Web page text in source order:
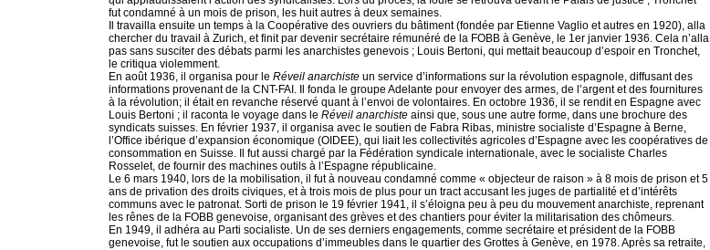
fut condamné à un mois de prison, les huit autres à deux semaines.
Il travailla ensuite un temps à la Coopérative des ouvriers du bâtiment (fondée par Etienne Vaglio et autres en 1920), alla
chercher du travail à Zurich, et finit par devenir secrétaire rémunéré de la FOBB à Genève, le 1er janvier 1936. Cela n’alla
pas sans susciter des débats parmi les anarchistes genevois ; Louis Bertoni, qui mettait beaucoup d’espoir en Tronchet,
le critiqua violemment.
En août 1936, il organisa pour le Réveil anarchiste un service d’informations sur la révolution espagnole, diffusant des
informations provenant de la CNT-FAI. Il fonda le groupe Adelante pour envoyer des armes, de l’argent et des fournitures
à la révolution; il était en revanche réservé quant à l’envoi de volontaires. En octobre 1936, il se rendit en Espagne avec
Louis Bertoni ; il raconta le voyage dans le Réveil anarchiste ainsi que, sous une autre forme, dans une brochure des
syndicats suisses. En février 1937, il organisa avec le soutien de Fabra Ribas, ministre socialiste d’Espagne à Berne,
l’Office ibérique d’expansion économique (OIDEE), qui liait les collectivités agricoles d’Espagne avec les coopératives de
consommation en Suisse. Il fut aussi chargé par la Fédération syndicale internationale, avec le socialiste Charles
Rosselet, de fournir des machines outils à l’Espagne républicaine.
Le 6 mars 1940, lors de la mobilisation, il fut à nouveau condamné comme « objecteur de raison » à 8 mois de prison et 5
ans de privation des droits civiques, et à trois mois de plus pour un tract accusant les juges de partialité et d’intérêts
communs avec le patronat. Sorti de prison le 19 février 1941, il s’éloigna peu à peu du mouvement anarchiste, reprenant
les rênes de la FOBB genevoise, organisant des grèves et des chantiers pour éviter la militarisation des chômeurs.
En 1949, il adhéra au Parti socialiste. Un de ses derniers engagements, comme secrétaire et président de la FOBB
genevoise, fut le soutien aux occupations d’immeubles dans le quartier des Grottes à Genève, en 1978. Après sa retraite,